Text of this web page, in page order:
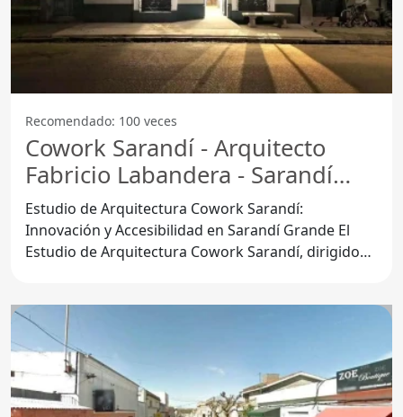
Recomendado: 100 veces
Cowork Sarandí - Arquitecto
Fabricio Labandera - Sarandí
Grande
Estudio de Arquitectura Cowork Sarandí:
Innovación y Accesibilidad en Sarandí Grande El
Estudio de Arquitectura Cowork Sarandí, dirigido